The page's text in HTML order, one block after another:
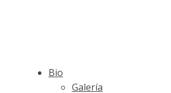
Bio
Galería